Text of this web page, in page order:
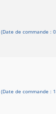
(Date de commande :
(Date de commande :